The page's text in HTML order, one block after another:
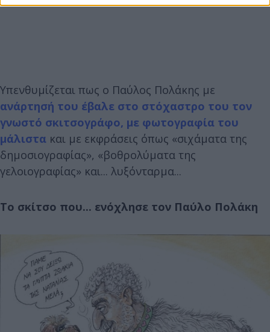
Υπενθυμίζεται πως ο Παύλος Πολάκης με
ανάρτησή του έβαλε στο στόχαστρο του τον
γνωστό σκιτσογράφο, με φωτογραφία του
μάλιστα και με εκφράσεις όπως «σιχάματα της
δημοσιογραφίας», «βοθρολύματα της
γελοιογραφίας» και... λυξόνταρμα...
Το σκίτσο που... ενόχλησε τον Παύλο Πολάκη